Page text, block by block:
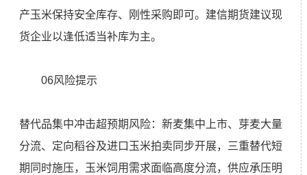
产玉米保持安全库存、刚性采购即可。建信期货建议现
货企业以逢低适当补库为主。
06风险提示
替代品集中冲击超预期风险：新麦集中上市、芽麦大量
分流、定向稻谷及进口玉米拍卖同步开展，三重替代短
期同时施压，玉米饲用需求面临高度分流，供应承压明